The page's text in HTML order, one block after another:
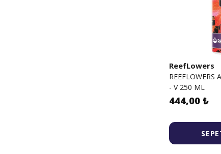
ReefLowers
REEFLOWERS
- V 250 ML
444,00 ₺